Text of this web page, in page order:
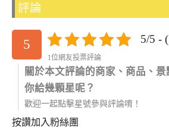
評論
5 5/5 -
1位網友投票評論
關於本文評論的商家、商品、景
你給幾顆星呢？
歡迎一起點擊星號參與評論唷！
按讚加入粉絲團